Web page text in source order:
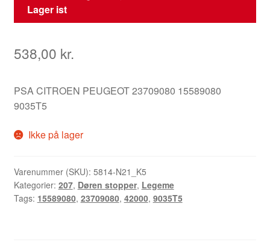
Lager ist
538,00 kr.
PSA CITROEN PEUGEOT 23709080 15589080
9035T5
Ikke på lager
Varenummer (SKU): 5814-N21_K5
Kategorier: 207, Døren stopper, Legeme
Tags: 15589080, 23709080, 42000, 9035T5